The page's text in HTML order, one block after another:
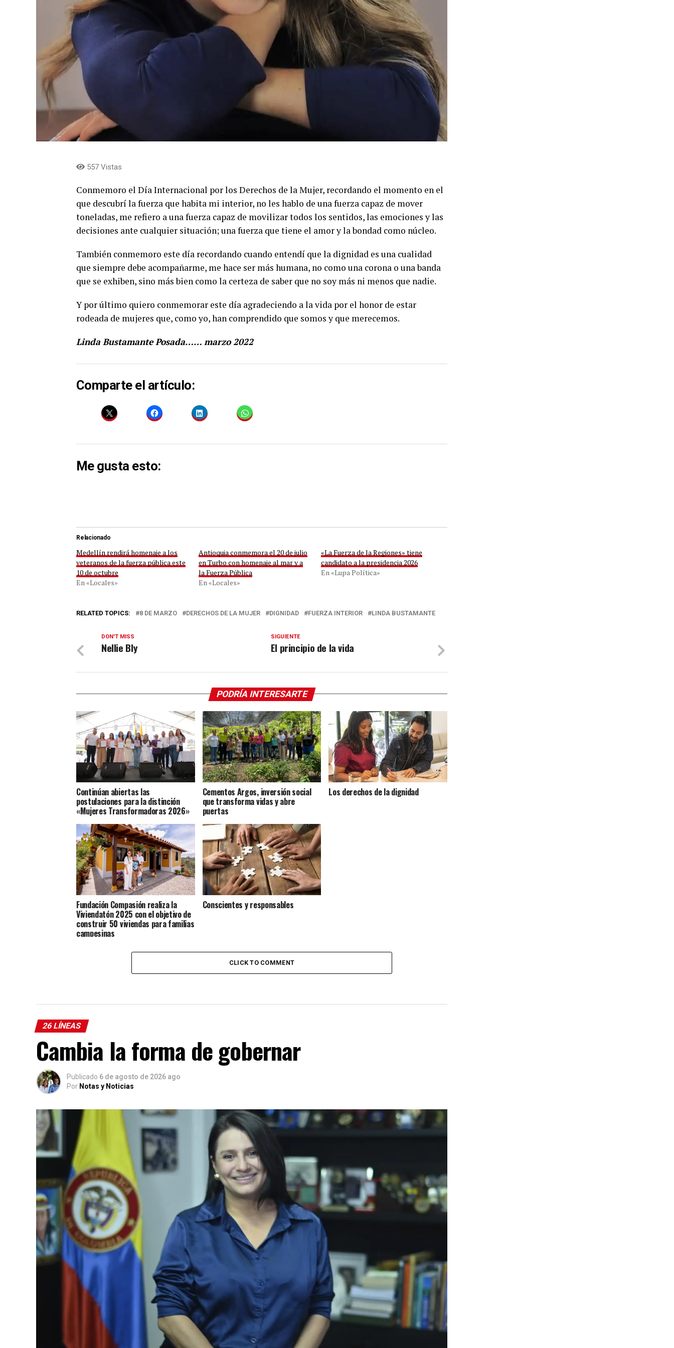
557 Vistas
Conmemoro el Día Internacional por los Derechos de la Mujer, recordando el momento en el
que descubrí la fuerza que habita mi interior, no les hablo de una fuerza capaz de mover
toneladas, me refiero a una fuerza capaz de movilizar todos los sentidos, las emociones y las
decisiones ante cualquier situación; una fuerza que tiene el amor y la bondad como núcleo.
También conmemoro este día recordando cuando entendí que la dignidad es una cualidad
que siempre debe acompañarme, me hace ser más humana, no como una corona o una banda
que se exhiben, sino más bien como la certeza de saber que no soy más ni menos que nadie.
Y por último quiero conmemorar este día agradeciendo a la vida por el honor de estar
rodeada de mujeres que, como yo, han comprendido que somos y que merecemos.
Linda Bustamante Posada…… marzo 2022
Comparte el artículo:
Me gusta esto:
Relacionado
Medellín rendirá homenaje a los
veteranos de la fuerza pública este
10 de octubre
En «Locales»
Antioquia conmemora el 20 de julio
en Turbo con homenaje al mar y a
la Fuerza Pública
En «Locales»
«La Fuerza de la Regiones» tiene
candidato a la presidencia 2026
En «Lupa Política»
RELATED TOPICS: 8 DE MARZO DERECHOS DE LA MUJER DIGNIDAD FUERZA INTERIOR LINDA BUSTAMANTE
SIGUIENTE
El principio de la vida
DON'T MISS
Nellie Bly
PODRÍA INTERESARTE
Continúan abiertas las
postulaciones para la distinción
«Mujeres Transformadoras 2026»
Cementos Argos, inversión social
que transforma vidas y abre
puertas
Los derechos de la dignidad
Fundación Compasión realiza la
Viviendatón 2025 con el objetivo de
construir 50 viviendas para familias
campesinas
Conscientes y responsables
CLICK TO COMMENT
26 LÍNEAS
Cambia la forma de gobernar
Publicado 6 de agosto de 2026 ago
Por Notas y Noticias